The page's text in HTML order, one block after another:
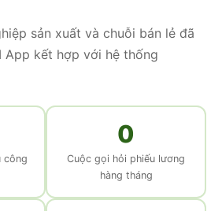
sản xuất và chuỗi bán lẻ đã
App kết hợp với hệ thống
công
0
Cuộc gọi hỏi phiếu lương
hàng tháng